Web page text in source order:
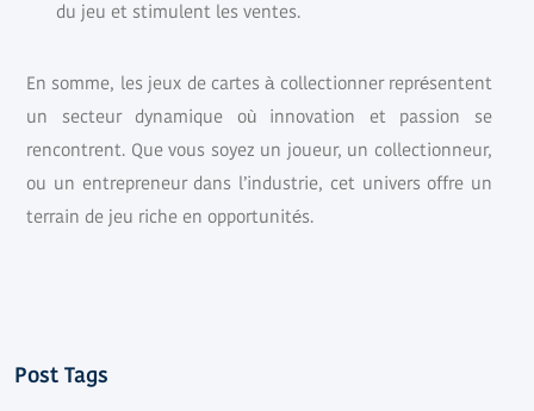
du jeu et stimulent les ventes.
En somme, les jeux de cartes à collectionner représentent
un secteur dynamique où innovation et passion se
rencontrent. Que vous soyez un joueur, un collectionneur,
ou un entrepreneur dans l’industrie, cet univers offre un
terrain de jeu riche en opportunités.
Post Tags